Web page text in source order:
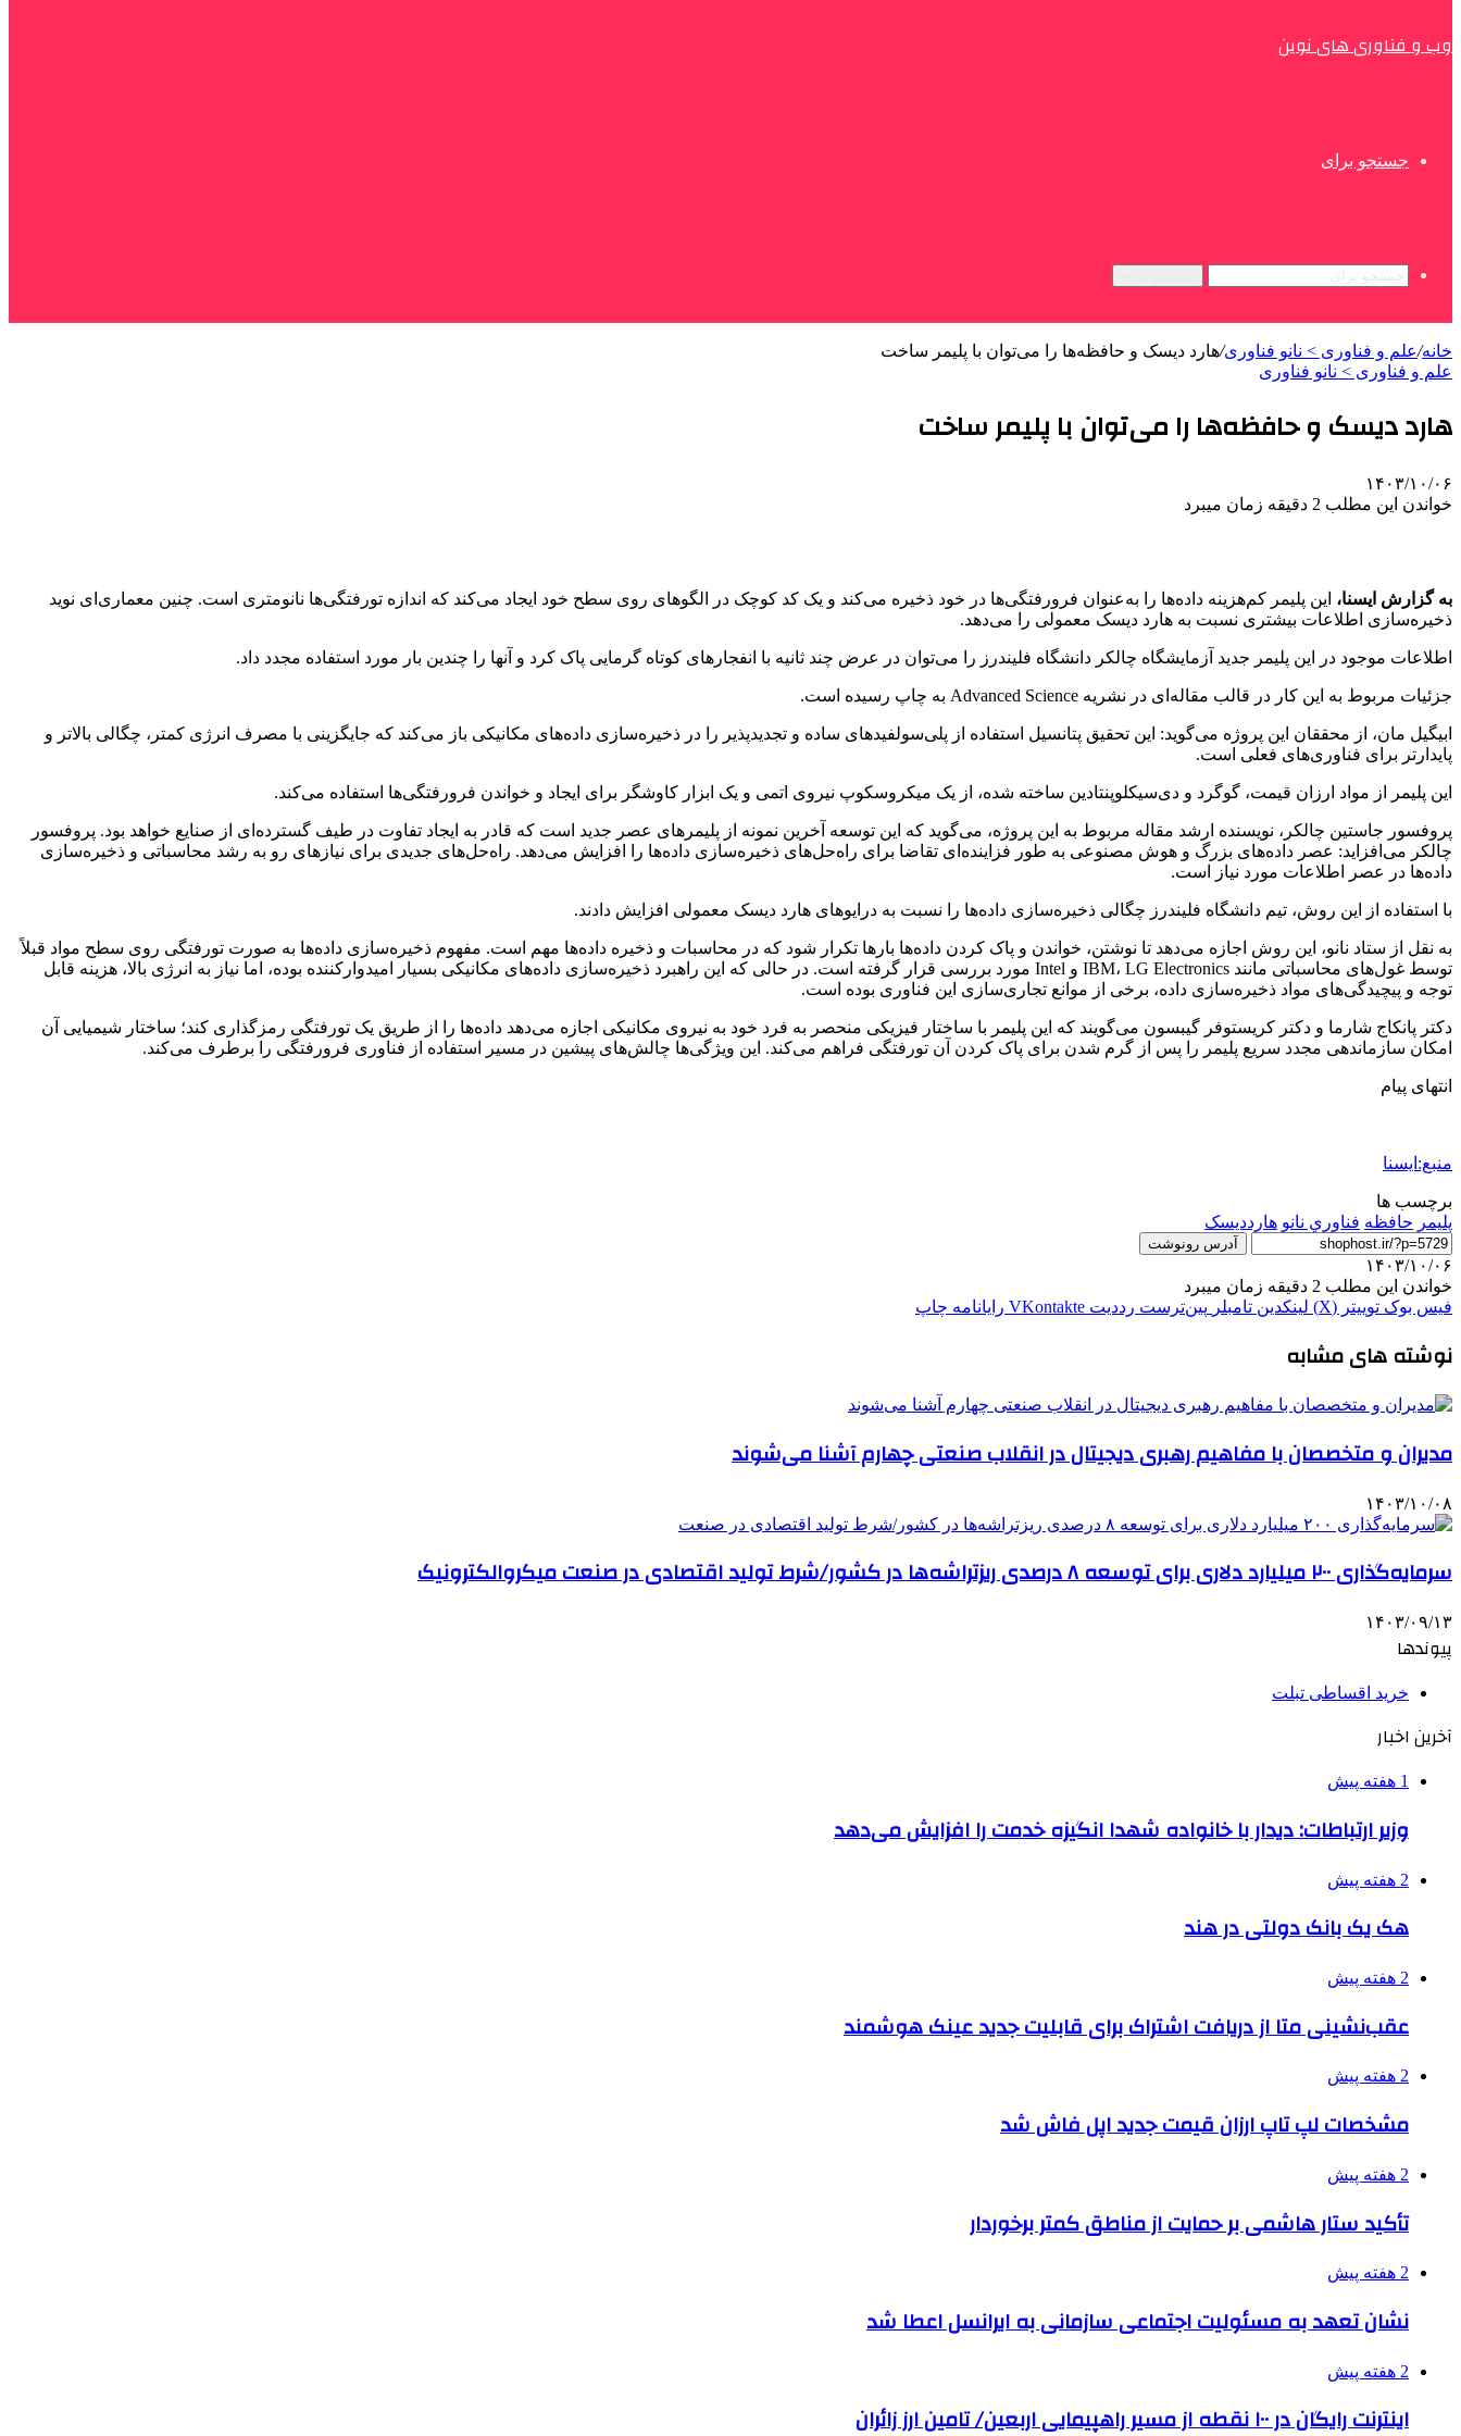
وب و فناوری های نوین
جستجو برای
خانه/علم و فناوری‌ > نانو‌ فناوری/هارد دیسک و حافظه‌ها را می‌توان با پلیمر ساخت
علم و فناوری‌ > نانو‌ فناوری
هارد دیسک و حافظه‌ها را می‌توان با پلیمر ساخت
۱۴۰۳/۱۰/۰۶
خواندن این مطلب 2 دقیقه زمان میبرد
به گزارش ایسنا، این پلیمر کم‌هزینه داده‌ها را به‌عنوان فرورفتگی‌ها در خود ذخیره می‌کند و یک کد کوچک در الگوهای روی سطح خود ایجاد می‌کند که اندازه تورفتگی‌ها نانومتری است. چنین معماری‌ای نوید
ذخیره‌سازی اطلاعات بیشتری نسبت به هارد دیسک معمولی را می‌دهد.
اطلاعات موجود در این پلیمر جدید آزمایشگاه چالکر دانشگاه فلیندرز را می‌توان در عرض چند ثانیه با انفجارهای کوتاه گرمایی پاک کرد و آنها را چندین بار مورد استفاده مجدد داد.
جزئیات مربوط به این کار در قالب مقاله‌ای در نشریه Advanced Science به چاپ رسیده است.
ابیگیل مان، از محققان این پروژه می‌گوید: این تحقیق پتانسیل استفاده از پلی‌سولفیدهای ساده و تجدیدپذیر را در ذخیره‌سازی داده‌های مکانیکی باز می‌کند که جایگزینی با مصرف انرژی کمتر، چگالی بالاتر و
پایدارتر برای فناوری‌های فعلی است.
این پلیمر از مواد ارزان قیمت، گوگرد و دی‌سیکلوپنتادین ساخته شده، از یک میکروسکوپ نیروی اتمی و یک ابزار کاوشگر برای ایجاد و خواندن فرورفتگی‌ها استفاده می‌کند.
پروفسور جاستین چالکر، نویسنده ارشد مقاله مربوط به این پروژه، می‌گوید که این توسعه آخرین نمونه از پلیمرهای عصر جدید است که قادر به ایجاد تفاوت در طیف گسترده‌ای از صنایع خواهد بود. پروفسور
چالکر می‌افزاید: عصر داده‌های بزرگ و هوش مصنوعی به طور فزاینده‌ای تقاضا برای راه‌حل‌های ذخیره‌سازی داده‌ها را افزایش می‌دهد. راه‌حل‌های جدیدی برای نیازهای رو به رشد محاسباتی و ذخیره‌سازی
داده‌ها در عصر اطلاعات مورد نیاز است.
با استفاده از این روش، تیم دانشگاه فلیندرز چگالی ذخیره‌سازی داده‌ها را نسبت به درایوهای هارد دیسک معمولی افزایش دادند.
به نقل از ستاد نانو، این روش اجازه می‌دهد تا نوشتن، خواندن و پاک کردن داده‌ها بارها تکرار شود که در محاسبات و ذخیره داده‌ها مهم است. مفهوم ذخیره‌سازی داده‌ها به صورت تورفتگی روی سطح مواد قبلاً
توسط غول‌های محاسباتی مانند IBM، LG Electronics و Intel مورد بررسی قرار گرفته است. در حالی که این راهبرد ذخیره‌سازی داده‌های مکانیکی بسیار امیدوارکننده بوده، اما نیاز به انرژی بالا، هزینه قابل
توجه و پیچیدگی‌های مواد ذخیره‌سازی داده، برخی از موانع تجاری‌سازی این فناوری بوده است.
دکتر پانکاج شارما و دکتر کریستوفر گیبسون می‌گویند که این پلیمر با ساختار فیزیکی منحصر به فرد خود به نیروی مکانیکی اجازه می‌دهد داده‌ها را از طریق یک تورفتگی رمزگذاری کند؛ ساختار شیمیایی آن
امکان سازماندهی مجدد سریع پلیمر را پس از گرم شدن برای پاک کردن آن تورفتگی فراهم می‌کند. این ویژگی‌ها چالش‌های پیشین در مسیر استفاده از فناوری فرورفتگی را برطرف می‌کند.
انتهای پیام
منبع:ایسنا
برچسب ها
پلیمر حافظه فناوري نانو هارددیسک
آدرس رونوشت
۱۴۰۳/۱۰/۰۶
خواندن این مطلب 2 دقیقه زمان میبرد
فیس بوک توییتر (X) لینکدین ‫تامبلر ‫پین‌ترست ‫رددیت ‫VKontakte رایانامه چاپ
نوشته های مشابه
مدیران و متخصصان با مفاهیم رهبری دیجیتال در انقلاب صنعتی چهارم آشنا می‌شوند
۱۴۰۳/۱۰/۰۸
سرمایه‌گذاری ۲۰۰ میلیارد دلاری برای توسعه ۸ درصدی ریزتراشه‌ها در کشور/شرط تولید اقتصادی در صنعت میکروالکترونیک
۱۴۰۳/۰۹/۱۳
پیوندها
خرید اقساطی تبلت
آخرین اخبار
1 هفته پیش
وزیر ارتباطات: دیدار با خانواده شهدا انگیزه خدمت را افزایش می‌دهد
2 هفته پیش
هک یک بانک دولتی در هند
2 هفته پیش
عقب‌نشینی متا از دریافت اشتراک برای قابلیت جدید عینک هوشمند
2 هفته پیش
مشخصات لپ تاپ ارزان قیمت جدید اپل فاش شد
2 هفته پیش
تأکید ستار هاشمی بر حمایت از مناطق کمتر برخوردار
2 هفته پیش
نشان تعهد به مسئولیت اجتماعی سازمانی به ایرانسل اعطا شد
2 هفته پیش
اینترنت رایگان در ۱۰۰ نقطه از مسیر راهپیمایی اربعین/ تامین ارز زائران